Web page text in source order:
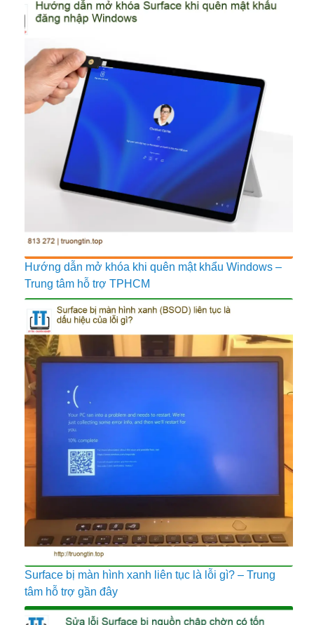
Hướng dẫn mở khóa khi quên mật khẩu Windows –
Trung tâm hỗ trợ TPHCM
Surface bị màn hình xanh liên tục là lỗi gì? – Trung
tâm hỗ trợ gần đây